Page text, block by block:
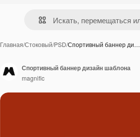
Главная/Стоковый/PSD/Спортивный баннер ди…
Спортивный баннер дизайн шаблона
magnific